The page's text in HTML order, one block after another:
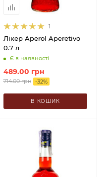
1
Лікер Aperol Aperetivo
0.7 л
Є в наявності
489.00 грн
714.00грн -32%
В КОШИК